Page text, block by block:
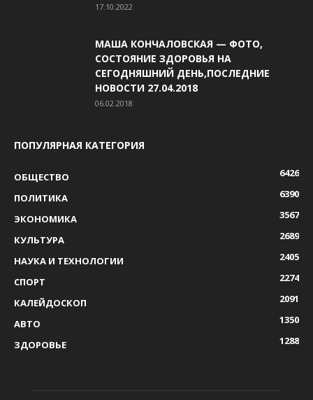
17.10.2022
МАША КОНЧАЛОВСКАЯ — ФОТО,
СОСТОЯНИЕ ЗДОРОВЬЯ НА
СЕГОДНЯШНИЙ ДЕНЬ,ПОСЛЕДНИЕ
НОВОСТИ 27.04.2018
06.02.2018
ПОПУЛЯРНАЯ КАТЕГОРИЯ
ОБЩЕСТВО
6426
ПОЛИТИКА
6390
ЭКОНОМИКА
3567
КУЛЬТУРА
2689
НАУКА И ТЕХНОЛОГИИ
2405
СПОРТ
2274
КАЛЕЙДОСКОП
2091
АВТО
1350
ЗДОРОВЬЕ
1288